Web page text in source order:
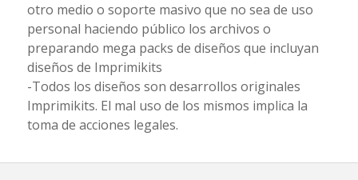
otro medio o soporte masivo que no sea de uso
personal haciendo público los archivos o
preparando mega packs de diseños que incluyan
diseños de Imprimikits
-Todos los diseños son desarrollos originales
Imprimikits. El mal uso de los mismos implica la
toma de acciones legales.